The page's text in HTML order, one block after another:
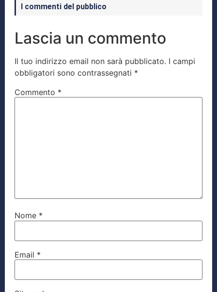
I commenti del pubblico
Lascia un commento
Il tuo indirizzo email non sarà pubblicato. I campi
obbligatori sono contrassegnati *
Commento *
Nome *
Email *